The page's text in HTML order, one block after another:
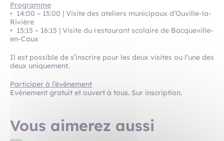
Programme
• 14:00 – 15:00 | Visite des ateliers municipaux d’Ouville-la-
Rivière
• 15:15 – 16:15 | Visite du restaurant scolaire de Bacqueville-
en-Caux
Il est possible de s’inscrire pour les deux visites ou l’une des
deux uniquement.
Participer à l’événement
Evénement gratuit et ouvert à tous. Sur inscription.
Vous aimerez aussi